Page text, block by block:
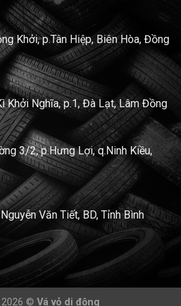
Khởi, p.Tân Hiệp, Biên Hòa, Đồng
Khởi Nghĩa, p.1, Đà Lạt, Lâm Đồng
3/2, p.Hưng Lợi, q.Ninh Kiều,
Văn Tiết, BD, Tỉnh Bình
2026 © Vá vỏ di động